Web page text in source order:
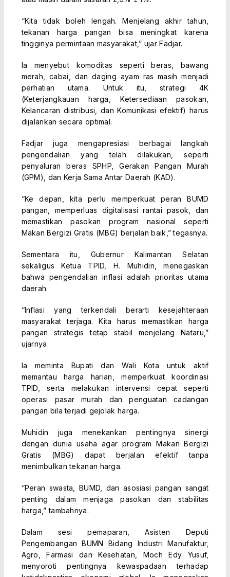
“Kita tidak boleh lengah. Menjelang akhir tahun,
tekanan harga pangan bisa meningkat karena
tingginya permintaan masyarakat,” ujar Fadjar.
Ia menyebut komoditas seperti beras, bawang
merah, cabai, dan daging ayam ras masih menjadi
perhatian utama. Untuk itu, strategi 4K
(Keterjangkauan harga, Ketersediaan pasokan,
Kelancaran distribusi, dan Komunikasi efektif) harus
dijalankan secara optimal.
Fadjar juga mengapresiasi berbagai langkah
pengendalian yang telah dilakukan, seperti
penyaluran beras SPHP, Gerakan Pangan Murah
(GPM), dan Kerja Sama Antar Daerah (KAD).
“Ke depan, kita perlu memperkuat peran BUMD
pangan, memperluas digitalisasi rantai pasok, dan
memastikan pasokan program nasional seperti
Makan Bergizi Gratis (MBG) berjalan baik,” tegasnya.
Sementara itu, Gubernur Kalimantan Selatan
sekaligus Ketua TPID, H. Muhidin, menegaskan
bahwa pengendalian inflasi adalah prioritas utama
daerah.
“Inflasi yang terkendali berarti kesejahteraan
masyarakat terjaga. Kita harus memastikan harga
pangan strategis tetap stabil menjelang Nataru,”
ujarnya.
Ia meminta Bupati dan Wali Kota untuk aktif
memantau harga harian, memperkuat koordinasi
TPID, serta melakukan intervensi cepat seperti
operasi pasar murah dan penguatan cadangan
pangan bila terjadi gejolak harga.
Muhidin juga menekankan pentingnya sinergi
dengan dunia usaha agar program Makan Bergizi
Gratis (MBG) dapat berjalan efektif tanpa
menimbulkan tekanan harga.
“Peran swasta, BUMD, dan asosiasi pangan sangat
penting dalam menjaga pasokan dan stabilitas
harga,” tambahnya.
Dalam sesi pemaparan, Asisten Deputi
Pengembangan BUMN Bidang Industri Manufaktur,
Agro, Farmasi dan Kesehatan, Moch Edy Yusuf,
menyoroti pentingnya kewaspadaan terhadap